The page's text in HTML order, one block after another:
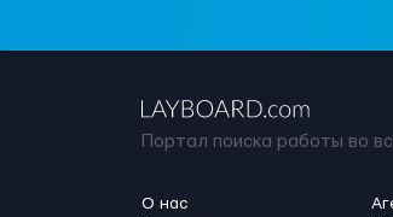
Портал поиска работы во
О нас